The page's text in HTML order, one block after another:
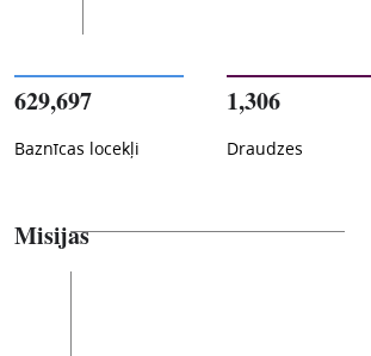
629,697
Baznīcas locekļi
1,306
Draudzes
Misijas